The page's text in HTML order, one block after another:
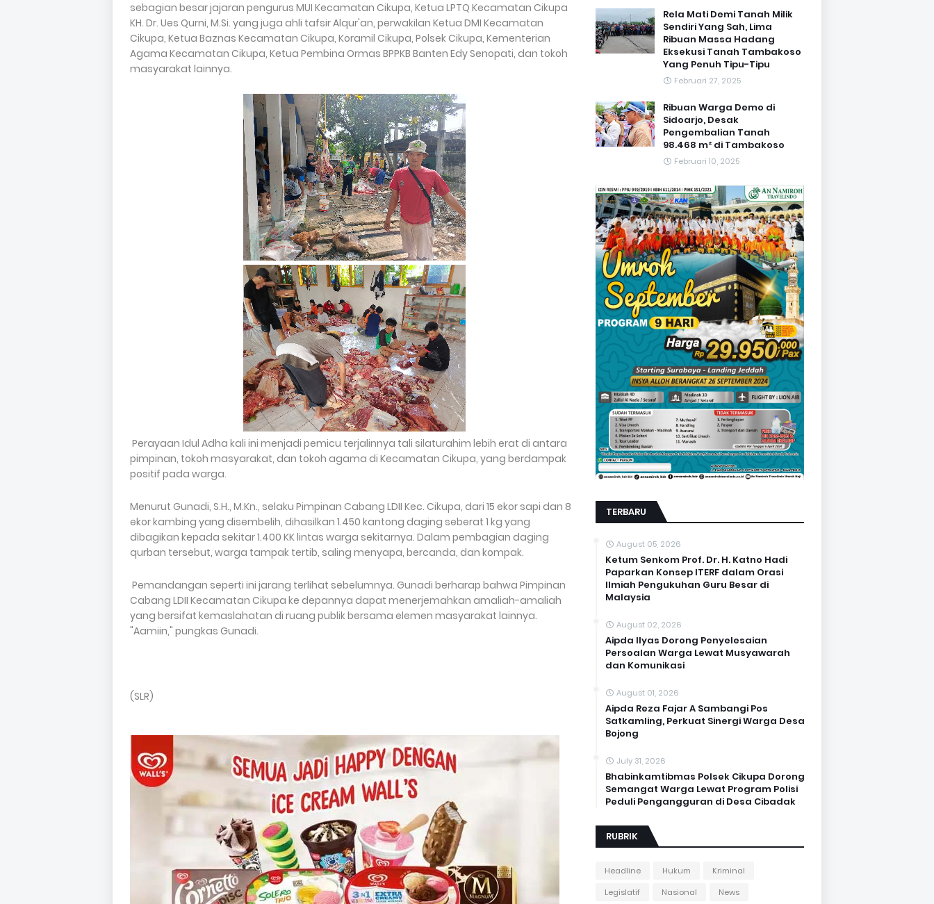
sebagian besar jajaran pengurus MUI Kecamatan Cikupa, Ketua LPTQ Kecamatan Cikupa
KH. Dr. Ues Qurni, M.Si. yang juga ahli tafsir Alqur'an, perwakilan Ketua DMI Kecamatan
Cikupa, Ketua Baznas Kecamatan Cikupa, Koramil Cikupa, Polsek Cikupa, Kementerian
Agama Kecamatan Cikupa, Ketua Pembina Ormas BPPKB Banten Edy Senopati, dan tokoh
masyarakat lainnya.
Perayaan Idul Adha kali ini menjadi pemicu terjalinnya tali silaturahim lebih erat di antara
pimpinan, tokoh masyarakat, dan tokoh agama di Kecamatan Cikupa, yang berdampak
positif pada warga.
Menurut Gunadi, S.H., M.Kn., selaku Pimpinan Cabang LDII Kec. Cikupa, dari 15 ekor sapi dan 8
ekor kambing yang disembelih, dihasilkan 1.450 kantong daging seberat 1 kg yang
dibagikan kepada sekitar 1.400 KK lintas warga sekitarnya. Dalam pembagian daging
qurban tersebut, warga tampak tertib, saling menyapa, bercanda, dan kompak.
Pemandangan seperti ini jarang terlihat sebelumnya. Gunadi berharap bahwa Pimpinan
Cabang LDII Kecamatan Cikupa ke depannya dapat menerjemahkan amaliah-amaliah
yang bersifat kemaslahatan di ruang publik bersama elemen masyarakat lainnya.
"Aamiin," pungkas Gunadi.
(SLR)
Rela Mati Demi Tanah Milik
Sendiri Yang Sah, Lima
Ribuan Massa Hadang
Eksekusi Tanah Tambakoso
Yang Penuh Tipu-Tipu
Februari 27, 2025
Ribuan Warga Demo di
Sidoarjo, Desak
Pengembalian Tanah
98.468 m² di Tambakoso
Februari 10, 2025
TERBARU
August 05, 2026
Ketum Senkom Prof. Dr. H. Katno Hadi
Paparkan Konsep ITERF dalam Orasi
Ilmiah Pengukuhan Guru Besar di
Malaysia
August 02, 2026
Aipda Ilyas Dorong Penyelesaian
Persoalan Warga Lewat Musyawarah
dan Komunikasi
August 01, 2026
Aipda Reza Fajar A Sambangi Pos
Satkamling, Perkuat Sinergi Warga Desa
Bojong
July 31, 2026
Bhabinkamtibmas Polsek Cikupa Dorong
Semangat Warga Lewat Program Polisi
Peduli Pengangguran di Desa Cibadak
RUBRIK
Headline Hukum
Kriminal
Legislatif
Nasional News